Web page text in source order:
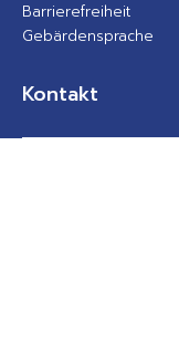
Barrierefreiheit
Gebärdensprache
Kontakt